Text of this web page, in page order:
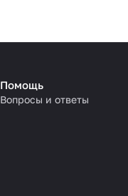
Помощь
Вопросы и ответы